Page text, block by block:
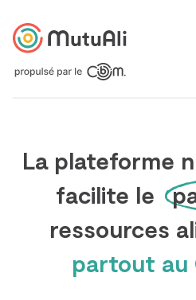
La plateforme
facilite le
ressources
partout au